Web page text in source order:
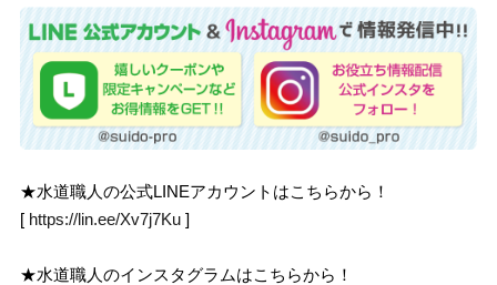
★水道職人の公式LINEアカウントはこちらから！
[ https://lin.ee/Xv7j7Ku ]
★水道職人のインスタグラムはこちらから！